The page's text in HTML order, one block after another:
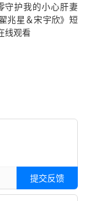
守护我的小心肝妻
兆星＆宋宇欣》短
线观看
提交反馈